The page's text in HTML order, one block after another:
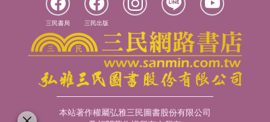
三民書局 三民出版
本站著作權屬弘雅三民圖書股份有限公司